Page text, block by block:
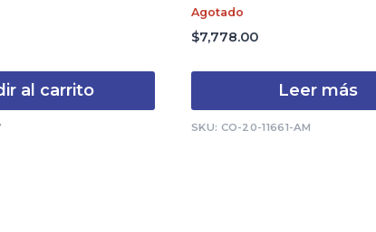
al carrito
Valorado
con
0
de
Agotado
$7,778.00
Leer más
SKU: CO-20-11661-AM